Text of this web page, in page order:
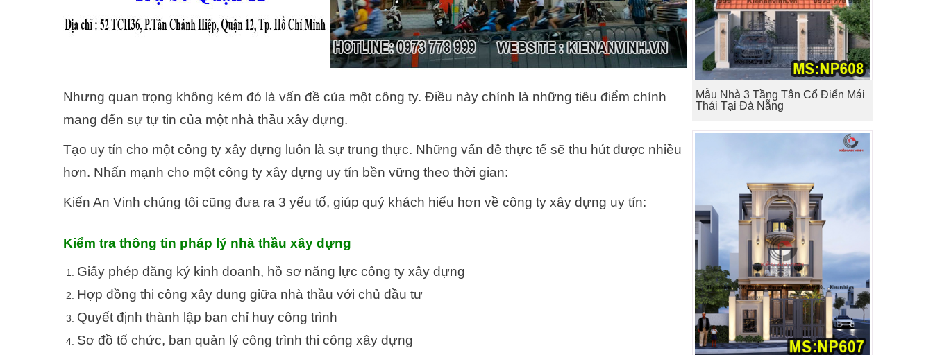
Nhưng quan trọng không kém đó là vấn đề của một công ty. Điều này chính là những tiêu điểm chính
mang đến sự tự tin của một nhà thầu xây dựng.
Tạo uy tín cho một công ty xây dựng luôn là sự trung thực. Những vấn đề thực tế sẽ thu hút được nhiều
hơn. Nhấn mạnh cho một công ty xây dựng uy tín bền vững theo thời gian:
Kiến An Vinh chúng tôi cũng đưa ra 3 yếu tố, giúp quý khách hiểu hơn về công ty xây dựng uy tín:
Kiểm tra thông tin pháp lý nhà thầu xây dựng
Giấy phép đăng ký kinh doanh, hồ sơ năng lực công ty xây dựng
Hợp đồng thi công xây dung giữa nhà thầu với chủ đầu tư
Quyết định thành lập ban chỉ huy công trình
Sơ đồ tổ chức, ban quản lý công trình thi công xây dựng
Mẫu Nhà 3 Tầng Tân Cổ Điển Mái
Thái Tại Đà Nẵng